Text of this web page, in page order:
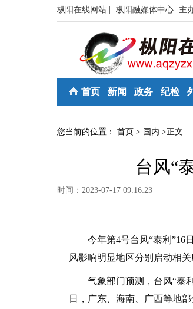
枞阳在线网站 | 枞阳融媒体中心 主
首页 新闻 政务 纪检
您当前的位置： 首页 > 国内 >正文
台风“
时间：2023-07-17 09:16:23
今年第4号台风“泰利”16日
风影响明显地区分别启动相
气象部门预测，台风“泰利
日，广东、海南、广西等地